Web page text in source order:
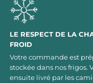
LE RESPECT DE LA
FROID
Votre commande est
stockée dans nos frigos.
ensuite livré par les